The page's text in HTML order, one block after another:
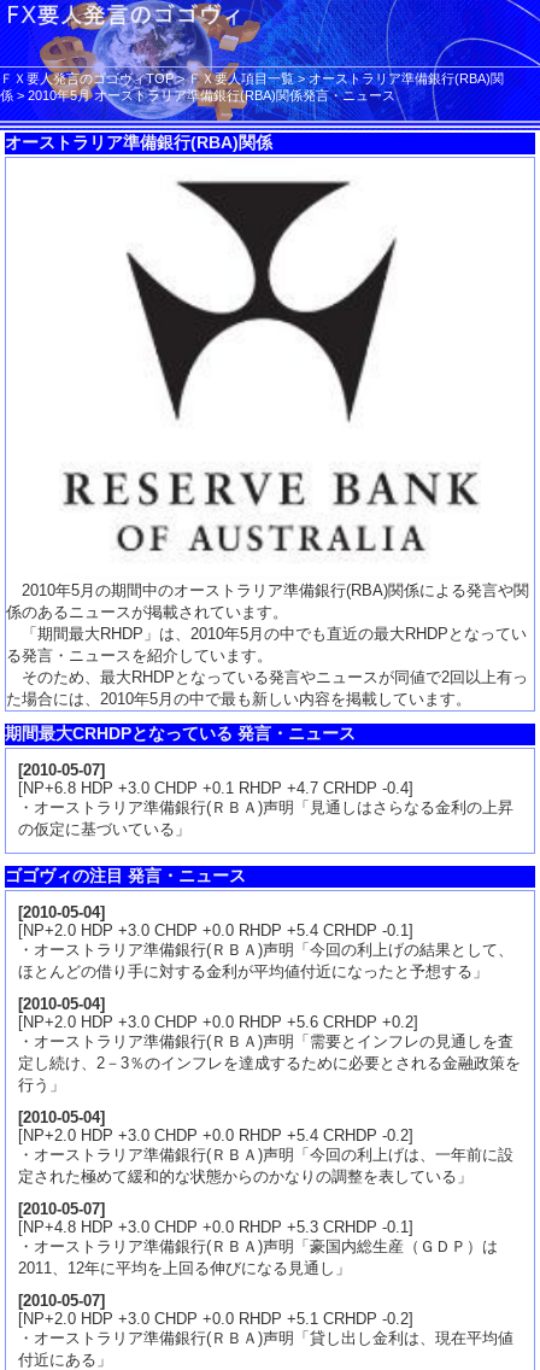
ＦＸ要人発言のゴゴヴィTOP>ＦＸ要人項目一覧>オーストラリア準備銀行(RBA)関
係 > 2010年5月 オーストラリア準備銀行(RBA)関係発言・ニュース
オーストラリア準備銀行(RBA)関係
2010年5月の期間中のオーストラリア準備銀行(RBA)関係による発言や関
係のあるニュースが掲載されています。
「期間最大RHDP」は、2010年5月の中でも直近の最大RHDPとなってい
る発言・ニュースを紹介しています。
そのため、最大RHDPとなっている発言やニュースが同値で2回以上有っ
た場合には、2010年5月の中で最も新しい内容を掲載しています。
期間最大CRHDPとなっている 発言・ニュース
[2010-05-07]
[NP+6.8 HDP +3.0 CHDP +0.1 RHDP +4.7 CRHDP -0.4]
・オーストラリア準備銀行(ＲＢＡ)声明「見通しはさらなる金利の上昇
の仮定に基づいている」
ゴゴヴィの注目 発言・ニュース
[2010-05-04]
[NP+2.0 HDP +3.0 CHDP +0.0 RHDP +5.4 CRHDP -0.1]
・オーストラリア準備銀行(ＲＢＡ)声明「今回の利上げの結果として、
ほとんどの借り手に対する金利が平均値付近になったと予想する」
[2010-05-04]
[NP+2.0 HDP +3.0 CHDP +0.0 RHDP +5.6 CRHDP +0.2]
・オーストラリア準備銀行(ＲＢＡ)声明「需要とインフレの見通しを査
定し続け、2－3％のインフレを達成するために必要とされる金融政策を
行う」
[2010-05-04]
[NP+2.0 HDP +3.0 CHDP +0.0 RHDP +5.4 CRHDP -0.2]
・オーストラリア準備銀行(ＲＢＡ)声明「今回の利上げは、一年前に設
定された極めて緩和的な状態からのかなりの調整を表している」
[2010-05-07]
[NP+4.8 HDP +3.0 CHDP +0.0 RHDP +5.3 CRHDP -0.1]
・オーストラリア準備銀行(ＲＢＡ)声明「豪国内総生産（ＧＤＰ）は
2011、12年に平均を上回る伸びになる見通し」
[2010-05-07]
[NP+2.0 HDP +3.0 CHDP +0.0 RHDP +5.1 CRHDP -0.2]
・オーストラリア準備銀行(ＲＢＡ)声明「貸し出し金利は、現在平均値
付近にある」